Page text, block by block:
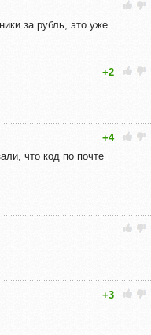
за рубль, это уже
+2
+4
что код по почте
+3